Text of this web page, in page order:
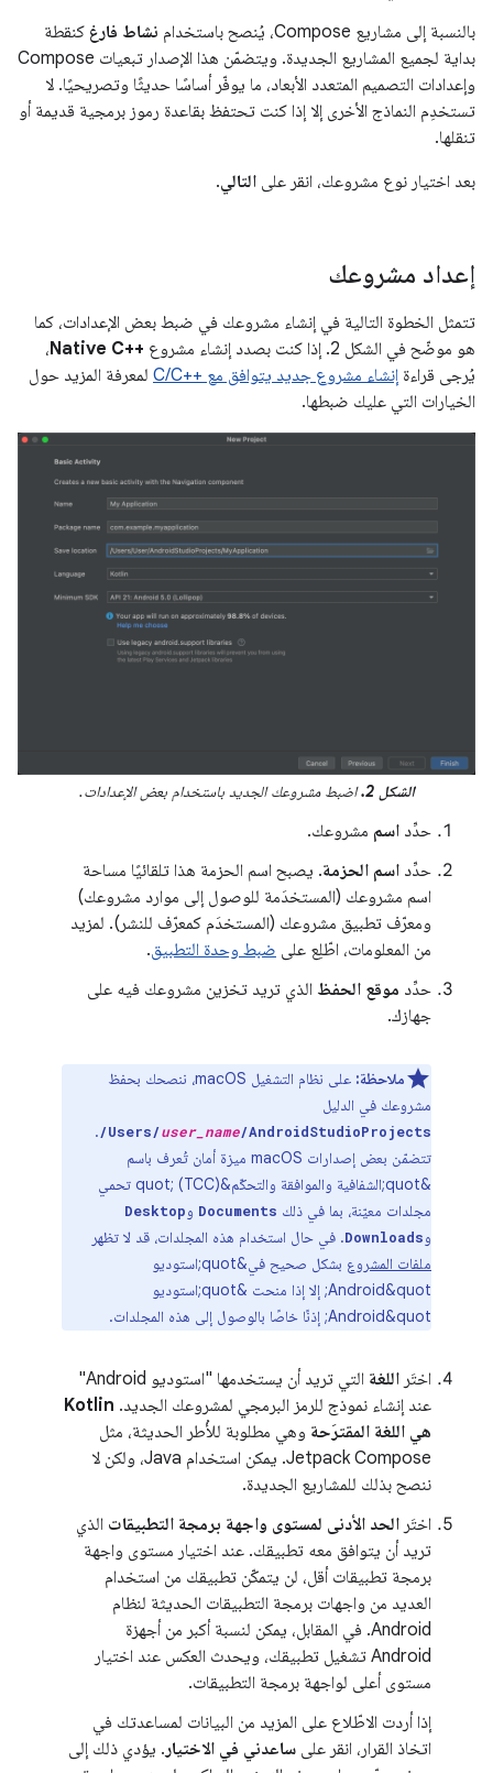
بالنسبة إلى مشاريع Compose، يُنصح باستخدام
نشاط فارغ كنقطة
بداية لجميع المشاريع الجديدة. ويتضمّن هذا الإصدار تبعيات Compose
وإعدادات التصميم المتعدد الأبعاد، ما يوفّر أساسًا حديثًا وتصريحيًا. لا
تستخدِم النماذج الأخرى إلا إذا كنت تحتفظ بقاعدة رموز برمجية قديمة أو
تنقلها.
بعد اختيار نوع مشروعك، انقر على التالي.
إعداد مشروعك
تتمثل الخطوة التالية في إنشاء مشروعك في ضبط بعض الإعدادات، كما
هو موضّح في الشكل 2. إذا كنت بصدد إنشاء مشروع
Native C++‎،
يُرجى قراءة إنشاء مشروع جديد يتوافق مع C/C++‎
لمعرفة المزيد حول
الخيارات التي عليك ضبطها.
الشكل 2. اضبط مشروعك الجديد باستخدام بعض الإعدادات.
حدِّد اسم مشروعك.
حدِّد اسم الحزمة. يصبح اسم الحزمة هذا تلقائيًا مساحة
اسم مشروعك (المستخدَمة للوصول إلى موارد مشروعك)
ومعرّف تطبيق مشروعك (المستخدَم كمعرّف للنشر). لمزيد
من المعلومات، اطّلِع على ضبط وحدة التطبيق.
حدِّد موقع الحفظ الذي تريد تخزين مشروعك فيه على
جهازك.
ملاحظة:
على نظام التشغيل macOS، ننصحك بحفظ
مشروعك في الدليل
/Users/user_name/AndroidStudioProjects
.
تتضمّن بعض إصدارات macOS ميزة أمان تُعرف باسم
&quot;الشفافية والموافقة والتحكّم&quot; (TCC) تحمي
مجلدات معيّنة، بما في ذلك Documents وDesktop
وDownloads. في حال استخدام هذه المجلدات، قد لا تظهر
ملفات المشروع بشكل صحيح في
&quot;استوديو
Android&quot; إلا إذا منحت &quot;استوديو
Android&quot; إذنًا خاصًا بالوصول إلى هذه المجلدات.
اختَر اللغة
التي تريد أن يستخدمها "استوديو Android"
عند إنشاء نموذج للرمز البرمجي لمشروعك الجديد. ‫Kotlin
هي اللغة المقترَحة وهي مطلوبة للأُطر الحديثة، مثل
Jetpack Compose. يمكن استخدام Java، ولكن لا
ننصح بذلك للمشاريع الجديدة.
اختَر الحد الأدنى لمستوى واجهة برمجة التطبيقات الذي
تريد أن يتوافق معه تطبيقك. عند اختيار مستوى واجهة
برمجة تطبيقات أقل، لن يتمكّن تطبيقك من استخدام
العديد من واجهات برمجة التطبيقات الحديثة لنظام
Android. في المقابل، يمكن لنسبة أكبر من أجهزة
Android تشغيل تطبيقك، ويحدث العكس عند اختيار
مستوى أعلى لواجهة برمجة التطبيقات.
إذا أردت الاطّلاع على المزيد من البيانات لمساعدتك في
اتخاذ القرار، انقر على ساعدني في الاختيار . يؤدي ذلك إلى